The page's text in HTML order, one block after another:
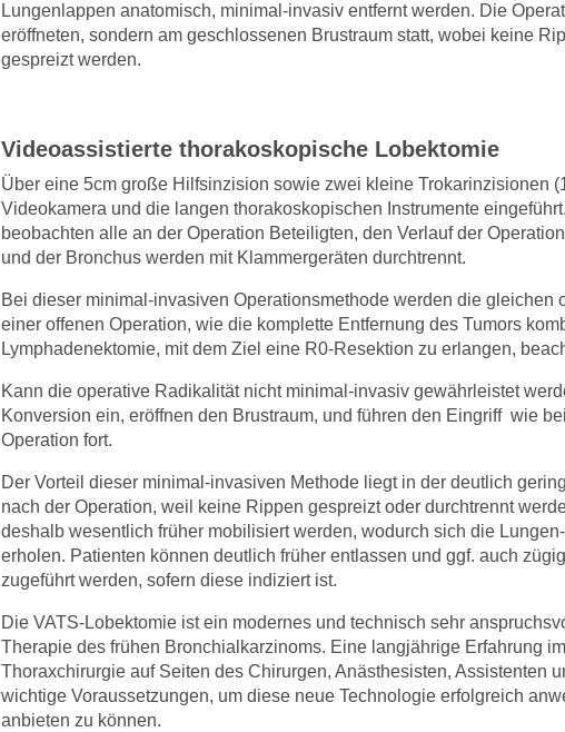
Lungenlappen anatomisch, minimal-invasiv entfernt werden. Die
eröffneten, sondern am geschlossenen Brustraum statt, wobei keine
gespreizt werden.
Videoassistierte thorakoskopische Lobektomie
Über eine 5cm große Hilfsinzision sowie zwei kleine Trokarinzisionen
Videokamera und die langen thorakoskopischen Instrumente
beobachten alle an der Operation Beteiligten, den Verlauf der
und der Bronchus werden mit Klammergeräten durchtrennt.
Bei dieser minimal-invasiven Operationsmethode werden die gleichen
einer offenen Operation, wie die komplette Entfernung des Tumors
Lymphadenektomie, mit dem Ziel eine R0-Resektion zu erlangen,
Kann die operative Radikalität nicht minimal-invasiv gewährleistet
Konversion ein, eröffnen den Brustraum, und führen den Eingriff wie
Operation fort.
Der Vorteil dieser minimal-invasiven Methode liegt in der deutlich
nach der Operation, weil keine Rippen gespreizt oder durchtrennt
deshalb wesentlich früher mobilisiert werden, wodurch sich die
erholen. Patienten können deutlich früher entlassen und ggf. auch
zugeführt werden, sofern diese indiziert ist.
Die VATS-Lobektomie ist ein modernes und technisch sehr
Therapie des frühen Bronchialkarzinoms. Eine langjährige Erfahrung
Thoraxchirurgie auf Seiten des Chirurgen, Anästhesisten, Assistenten
wichtige Voraussetzungen, um diese neue Technologie erfolgreich
anbieten zu können.